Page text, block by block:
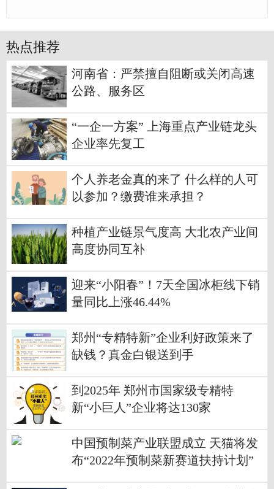
热点推荐
河南省：严禁擅自阻断或关闭高速
公路、服务区
“一企一方案” 上海重点产业链龙头
企业率先复工
个人养老金真的来了 什么样的人可
以参加？缴费谁来承担？
种植产业链景气度高 大北农产业间
高度协同互补
迎来“小阳春”！7天全国冰柜线下销
量同比上涨46.44%
郑州“专精特新”企业利好政策来了
缺钱？真金白银送到手
到2025年 郑州市国家级专精特
新“小巨人”企业将达130家
中国预制菜产业联盟成立 天猫将发
布“2022年预制菜新赛道扶持计划”